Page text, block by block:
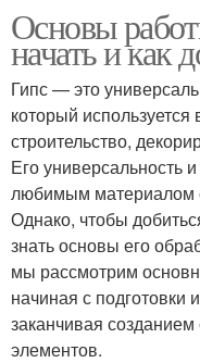
Основы
начать и как
Гипс — это
который используется
строительство,
Его универсальность
любимым материалом
Однако, чтобы
знать основы его
мы рассмотрим
начиная с подготовки
заканчивая
элементов.